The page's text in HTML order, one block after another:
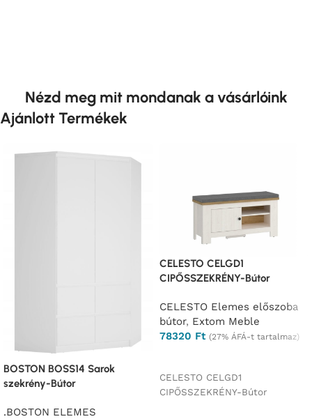
Nézd meg mit mondanak a vásárlóink
Ajánlott Termékek
BOSTON BOSS14 Sarok
szekrény-Bútor
.BOSTON ELEMES
CELESTO CELGD1
CIPŐSSZEKRÉNY-Bútor
CELESTO Elemes előszoba
bútor, Extom Meble
78320 Ft (27% ÁFÁ-t tartalmaz)
CELESTO CELGD1
CIPŐSSZEKRÉNY-Bútor